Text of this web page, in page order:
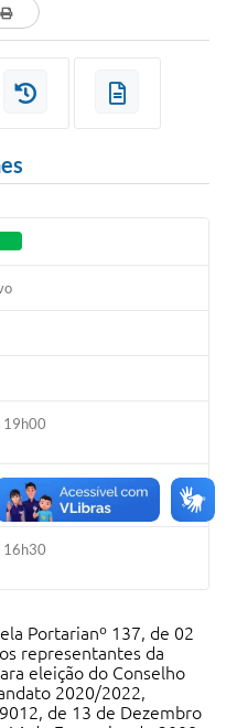
Portarianº 137, de 02
representantes da
eleição do Conselho
2020/2022,
de 13 de Dezembro